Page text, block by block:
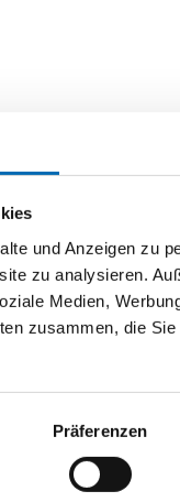
und Anzeigen zu
zu analysieren.
Medien,
zusammen, die
Präferenzen